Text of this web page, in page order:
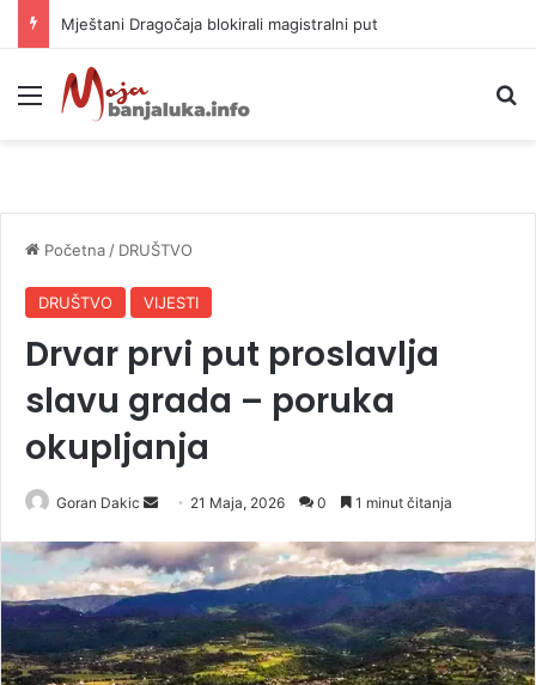
Helikopter ponovo gasi vatru u selima kod Trebinja
Meni
Početna / DRUŠTVO
DRUŠTVO VIJESTI
Drvar prvi put proslavlja
slavu grada – poruka
okupljanja
Goran Dakic
n
d
a
n
e
21 Maja, 2026 0 1 minut čitanja